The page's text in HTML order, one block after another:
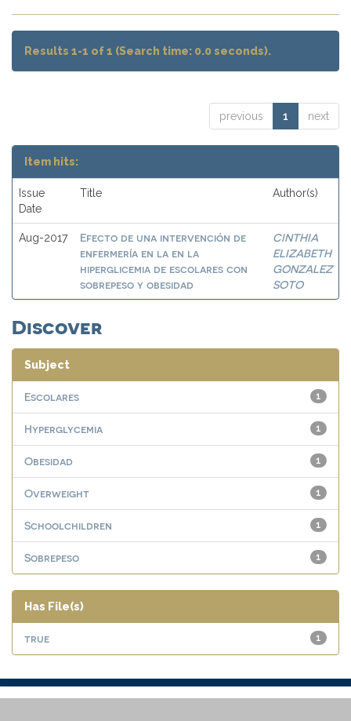
Results 1-1 of 1 (Search time: 0.0 seconds).
previous 1 next
Item hits:
Issue
Date
Title Author(s)
Aug-2017
Efecto de una intervención de
enfermería en la en la
hiperglicemia de escolares con
sobrepeso y obesidad
CINTHIA
ELIZABETH
GONZALEZ
SOTO
Discover
Subject
1
Escolares
1
Hyperglycemia
1
Obesidad
1
Overweight
1
Schoolchildren
1
Sobrepeso
Has File(s)
1
true